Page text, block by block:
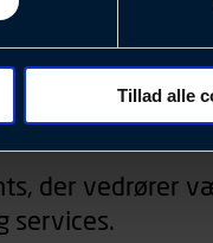
og som derfor skal
søgeord, IP-
anvendes.
Tillad alle
der vedrører
services.